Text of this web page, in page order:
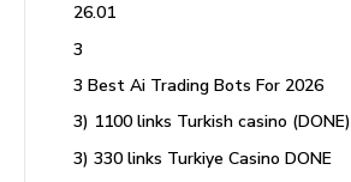
26.01
3
3 Best Ai Trading Bots For 2026
3) 1100 links Turkish casino (DONE)
3) 330 links Turkiye Casino DONE